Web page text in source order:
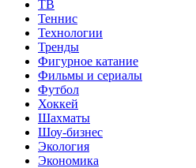
ТВ
Теннис
Технологии
Тренды
Фигурное катание
Фильмы и сериалы
Футбол
Хоккей
Шахматы
Шоу-бизнес
Экология
Экономика